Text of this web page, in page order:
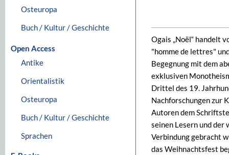
Osteuropa
Buch / Kultur / Geschichte
Open Access
Antike
Orientalistik
Osteuropa
Buch / Kultur / Geschichte
Sprachen
Ogais „Noël“ handelt
"homme de lettres"
Begegnung mit dem
exklusiven
Drittel des 19.
Nachforschungen zur
Autoren dem
seinen Lesern und
Verbindung gebracht
das Weihnachtsfest